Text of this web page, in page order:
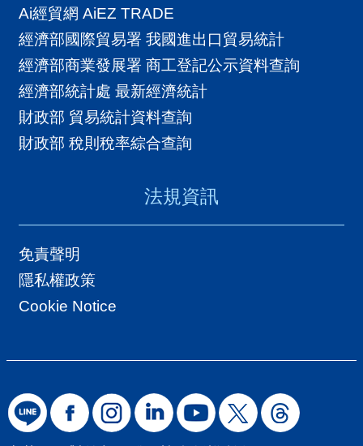
Ai經貿網 AiEZ TRADE
經濟部國際貿易署 我國進出口貿易統計
經濟部商業發展署 商工登記公示資料查詢
經濟部統計處 最新經濟統計
財政部 貿易統計資料查詢
財政部 稅則稅率綜合查詢
法規資訊
免責聲明
隱私權政策
Cookie Notice